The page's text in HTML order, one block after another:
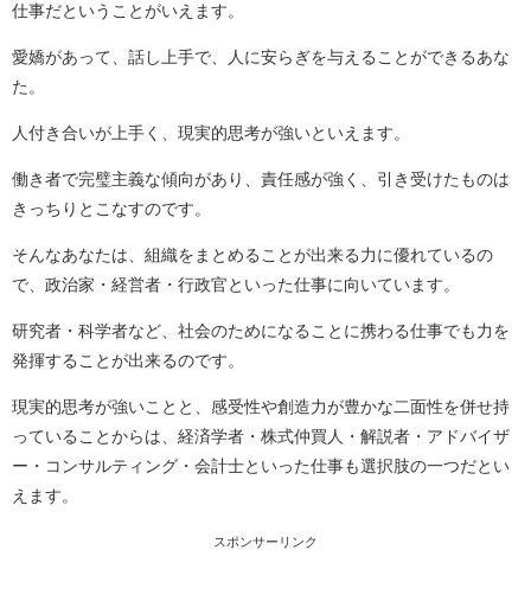
仕事だということがいえます。
愛嬌があって、話し上手で、人に安らぎを与えることができるあな
た。
人付き合いが上手く、現実的思考が強いといえます。
働き者で完璧主義な傾向があり、責任感が強く、引き受けたものは
きっちりとこなすのです。
そんなあなたは、組織をまとめることが出来る力に優れているの
で、政治家・経営者・行政官といった仕事に向いています。
研究者・科学者など、社会のためになることに携わる仕事でも力を
発揮することが出来るのです。
現実的思考が強いことと、感受性や創造力が豊かな二面性を併せ持
っていることからは、経済学者・株式仲買人・解説者・アドバイザ
ー・コンサルティング・会計士といった仕事も選択肢の一つだとい
えます。
スポンサーリンク